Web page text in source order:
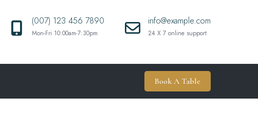
(007) 123 456 7890
Mon-Fri 10:00am-7:30pm
info@example.com
24 X 7 online support
Book A Table